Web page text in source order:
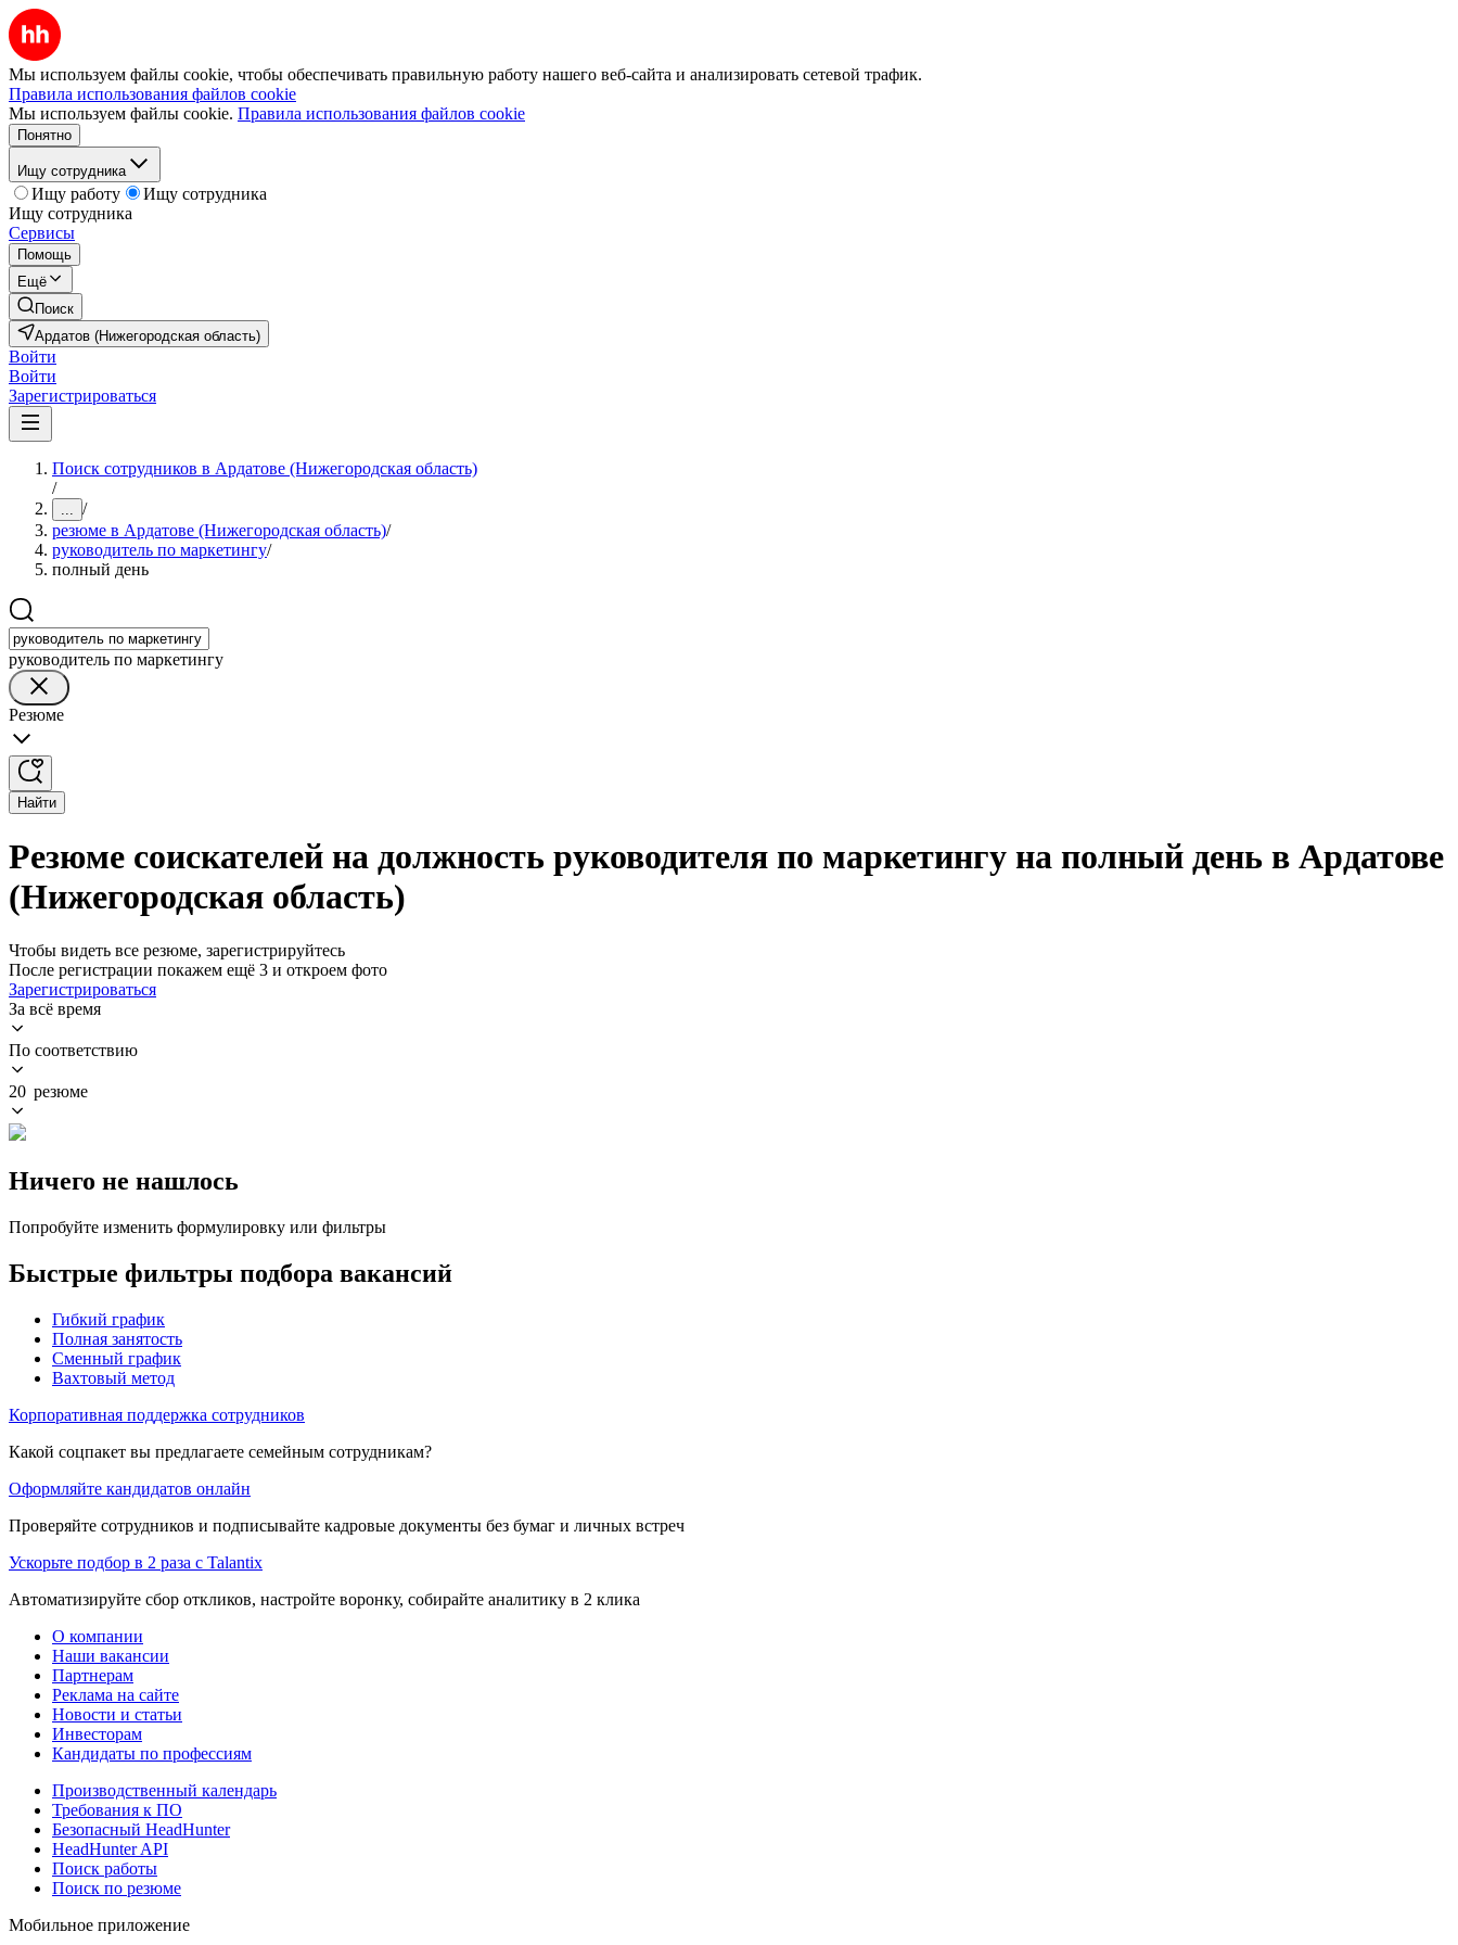
Мы используем файлы cookie, чтобы обеспечивать правильную работу нашего веб-сайта и анализировать сетевой трафик.
Правила использования файлов cookie
Мы используем файлы cookie. Правила использования файлов cookie
Понятно
Ищу сотрудника
Ищу работу
Ищу сотрудника
Ищу сотрудника
Сервисы
Помощь
Ещё
Поиск
Ардатов (Нижегородская область)
Войти
Войти
Зарегистрироваться
Поиск сотрудников в Ардатове (Нижегородская область)
/
... /
резюме в Ардатове (Нижегородская область)/
руководитель по маркетингу/
полный день
руководитель по маркетингу
Резюме
Найти
Резюме соискателей на должность руководителя по маркетингу на полный день в Ардатове
(Нижегородская область)
Чтобы видеть все резюме, зарегистрируйтесь
После регистрации покажем ещё 3 и откроем фото
Зарегистрироваться
За всё время
По соответствию
20 резюме
Ничего не нашлось
Попробуйте изменить формулировку или фильтры
Быстрые фильтры подбора вакансий
Гибкий график
Полная занятость
Сменный график
Вахтовый метод
Корпоративная поддержка сотрудников
Какой соцпакет вы предлагаете семейным сотрудникам?
Оформляйте кандидатов онлайн
Проверяйте сотрудников и подписывайте кадровые документы без бумаг и личных встреч
Ускорьте подбор в 2 раза с Talantix
Автоматизируйте сбор откликов, настройте воронку, собирайте аналитику в 2 клика
О компании
Наши вакансии
Партнерам
Реклама на сайте
Новости и статьи
Инвесторам
Кандидаты по профессиям
Производственный календарь
Требования к ПО
Безопасный HeadHunter
HeadHunter API
Поиск работы
Поиск по резюме
Мобильное приложение